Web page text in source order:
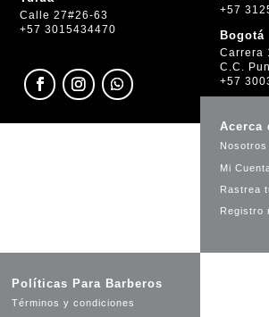
Calle 27#26-63
+57 3015434470
+57
Bogotá
Carrera
C.C.
+57
Acerca
Nosotros
Mi
Rastrea
Registro
Políticas Para Barberos
Términos y condiciones